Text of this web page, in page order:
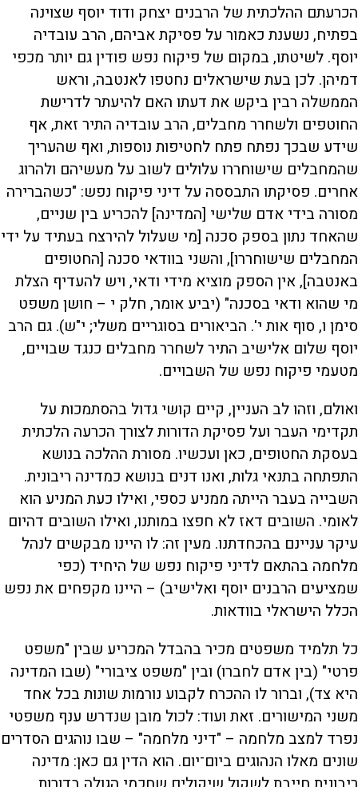
הכרעתם ההלכתית של הרבנים יצחק ודוד יוסף שצוינה
בפתיח, נשענת כאמור על פסיקת אביהם, הרב עובדיה
יוסף. לשיטתו, במקום של פיקוח נפש פודין גם יותר מכפי
דמיהן. לכן בעת שישראלים נחטפו לאנטבה, וראש
הממשלה רבין ביקש את דעתו האם להיעתר לדרישת
החוטפים ולשחרר מחבלים, הרב עובדיה התיר זאת, אף
שידע שבכך נפתח פתח לחטיפות נוספות, ואף שהעריך
שהמחבלים שישוחררו עלולים לשוב על מעשיהם ולהרוג
אחרים. פסיקתו התבססה על דיני פיקוח נפש: "כשהברירה
מסורה בידי אדם שלישי [המדינה] להכריע בין שניים,
שהאחד נתון בספק סכנה [מי שעלול להירצח בעתיד על ידי
המחבלים שישוחררו], והשני בוודאי סכנה [החטופים
באנטבה], אין הספק מוציא מידי ודאי, ויש להעדיף הצלת
מי שהוא ודאי בסכנה" (יביע אומר, חלק י – חושן משפט
סימן ו, סוף אות י'. הביאורים בסוגריים משלי; י"ש). גם הרב
יוסף שלום אלישיב התיר לשחרר מחבלים כנגד שבויים,
מטעמי פיקוח נפש של השבויים.
ואולם, וזהו לב העניין, קיים קושי גדול בהסתמכות על
תקדימי העבר ועל פסיקת הדורות לצורך הכרעה הלכתית
בעסקת החטופים, כאן ועכשיו. מסורת ההלכה בנושא
התפתחה בתנאי גלות, ואנו דנים בנושא כמדינה ריבונית.
השבייה בעבר הייתה ממניע כספי, ואילו כעת המניע הוא
לאומי. השובים דאז לא חפצו במותנו, ואילו השובים דהיום
עיקר עניינם בהכחדתנו. מעין זה: לו היינו מבקשים לנהל
מלחמה בהתאם לדיני פיקוח נפש של היחיד (כפי
שמציעים הרבנים יוסף ואלישיב) – היינו מקפחים את נפש
הכלל הישראלי בוודאות.
כל תלמיד משפטים מכיר בהבדל המכריע שבין "משפט
פרטי" (בין אדם לחברו) ובין "משפט ציבורי" (שבו המדינה
היא צד), וברור לו ההכרח לקבוע נורמות שונות בכל אחד
משני המישורים. זאת ועוד: לכול מובן שנדרש ענף משפטי
נפרד למצב מלחמה – "דיני מלחמה" – שבו נוהגים הסדרים
שונים מאלו הנהוגים ביום־יום. הוא הדין גם כאן: מדינה